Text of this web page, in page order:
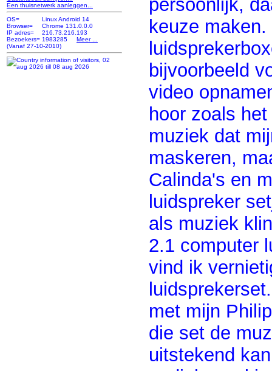
Een thuisnetwerk aanleggen...
OS=
Linux Android 14
Browser=
Chrome 131.0.0.0
IP adres=
216.73.216.193
Bezoekers= 1983285 Meer ...
(Vanaf 27-10-2010)
persoonlijk,
keuze
bijvoorbeeld
video
hoor zoals
muziek dat
maskeren,
Calinda's en
luidspreker
als muziek
2.1 computer
vind ik
met mijn
die set de
uitstekend